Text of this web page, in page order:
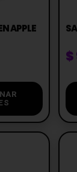
APPLE
$